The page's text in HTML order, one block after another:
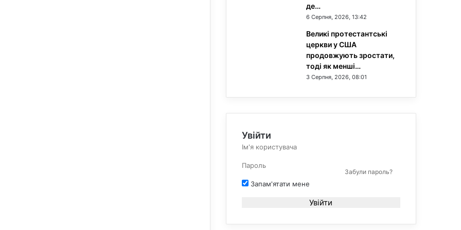
де…
6 Серпня, 2026, 13:42
Великі протестантські
церкви у США
продовжують зростати,
тоді як менші…
3 Серпня, 2026, 08:01
Увійти
Забули пароль?
Запам'ятати мене
Увійти